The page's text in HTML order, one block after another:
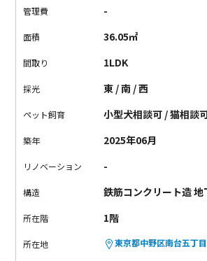
す。お部屋は、全室角部屋の1LDKタイプ。
という嬉しいポイントも。ペットとくつろ
映画やドラマを楽しめちゃう。
管理費 -
面積 36.05㎡
間取り 1LDK
採光 東 / 南 / 西
ペット飼育 小型犬相談可 / 猫相談
築年 2025年06月
リノベーション -
構造 鉄筋コンクリート造
所在階 1階
所在地 東京都中野区南台五丁